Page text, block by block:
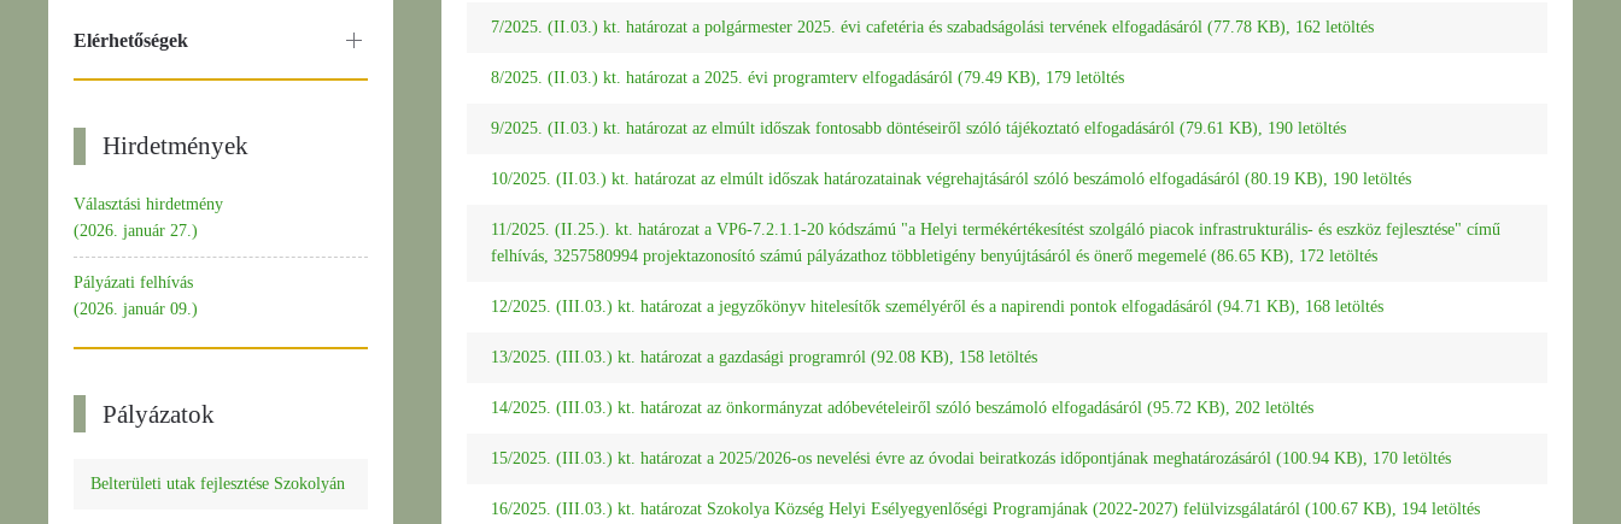
7/2025. (II.03.) kt. határozat a polgármester 2025. évi cafetéria és szabadságolási tervének elfogadásáról (77.78 KB), 162 letöltés
8/2025. (II.03.) kt. határozat a 2025. évi programterv elfogadásáról (79.49 KB), 179 letöltés
9/2025. (II.03.) kt. határozat az elmúlt időszak fontosabb döntéseiről szóló tájékoztató elfogadásáról (79.61 KB), 190 letöltés
10/2025. (II.03.) kt. határozat az elmúlt időszak határozatainak végrehajtásáról szóló beszámoló elfogadásáról (80.19 KB), 190 letöltés
11/2025. (II.25.). kt. határozat a VP6-7.2.1.1-20 kódszámú "a Helyi termékértékesítést szolgáló piacok infrastrukturális- és eszköz fejlesztése" című
felhívás, 3257580994 projektazonosító számú pályázathoz többletigény benyújtásáról és önerő megemelé (86.65 KB), 172 letöltés
12/2025. (III.03.) kt. határozat a jegyzőkönyv hitelesítők személyéről és a napirendi pontok elfogadásáról (94.71 KB), 168 letöltés
13/2025. (III.03.) kt. határozat a gazdasági programról (92.08 KB), 158 letöltés
14/2025. (III.03.) kt. határozat az önkormányzat adóbevételeiről szóló beszámoló elfogadásáról (95.72 KB), 202 letöltés
15/2025. (III.03.) kt. határozat a 2025/2026-os nevelési évre az óvodai beiratkozás időpontjának meghatározásáról (100.94 KB), 170 letöltés
16/2025. (III.03.) kt. határozat Szokolya Község Helyi Esélyegyenlőségi Programjának (2022-2027) felülvizsgálatáról (100.67 KB), 194 letöltés
Elérhetőségek
Hirdetmények
Választási hirdetmény
(2026. január 27.)
Pályázati felhívás
(2026. január 09.)
Pályázatok
Belterületi utak fejlesztése Szokolyán